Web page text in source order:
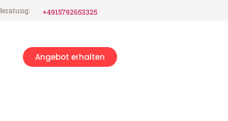
+4915792653325
Angebot erhalten